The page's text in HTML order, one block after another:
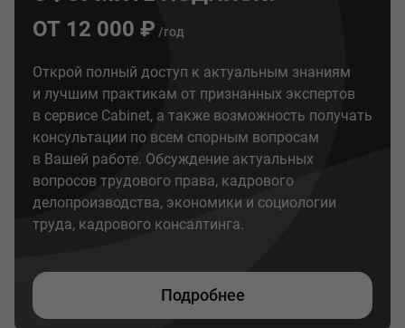
ОТ 12 000 ₽ /год
Открой полный доступ к актуальным знаниям
и лучшим практикам от признанных экспертов
в сервисе Cabinet, а также возможность получать
консультации по всем спорным вопросам
в Вашей работе. Обсуждение актуальных
вопросов трудового права, кадрового
делопроизводства, экономики и социологии
труда, кадрового консалтинга.
Подробнее